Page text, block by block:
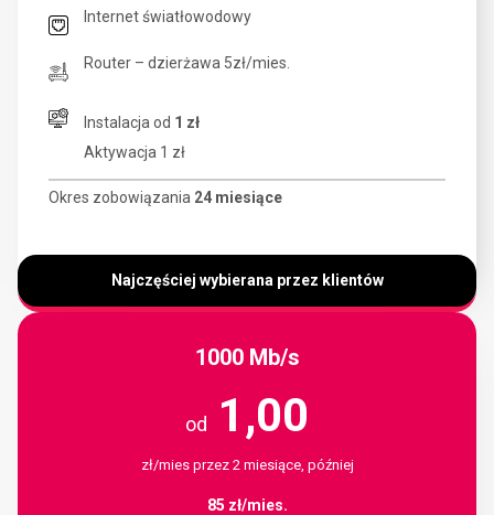
Internet światłowodowy
Router – dzierżawa 5zł/mies.
Instalacja od 1 zł
Aktywacja 1 zł
Okres zobowiązania 24 miesiące
Najczęściej wybierana przez klientów
1000 Mb/s
od 1,00
zł/mies przez 2 miesiące, później
85 zł/mies.